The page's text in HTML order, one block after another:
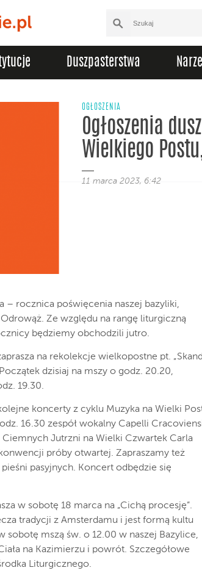
Duszpasterstwa
OGŁOSZENIA
Ogłoszenia
Wielkiego
11 marca 2023, 6:42
– rocznica poświęcenia naszej bazyliki,
Ze względu na rangę liturgiczną
będziemy obchodzili jutro.
na rekolekcje wielkopostne pt.
dzisiaj na mszy o godz. 20.20,
19.30.
koncerty z cyklu Muzyka na Wielki
16.30 zespół wokalny Capelli
Jutrzni na Wielki Czwartek Carla
próby otwartej. Zapraszamy też
pasyjnych. Koncert odbędzie się
w sobotę 18 marca na „Cichą procesję”.
tradycji z Amsterdamu i jest formą kultu
sobotę mszą św. o 12.00 w naszej Bazylice,
na Kazimierzu i powrót. Szczegółowe
Liturgicznego.